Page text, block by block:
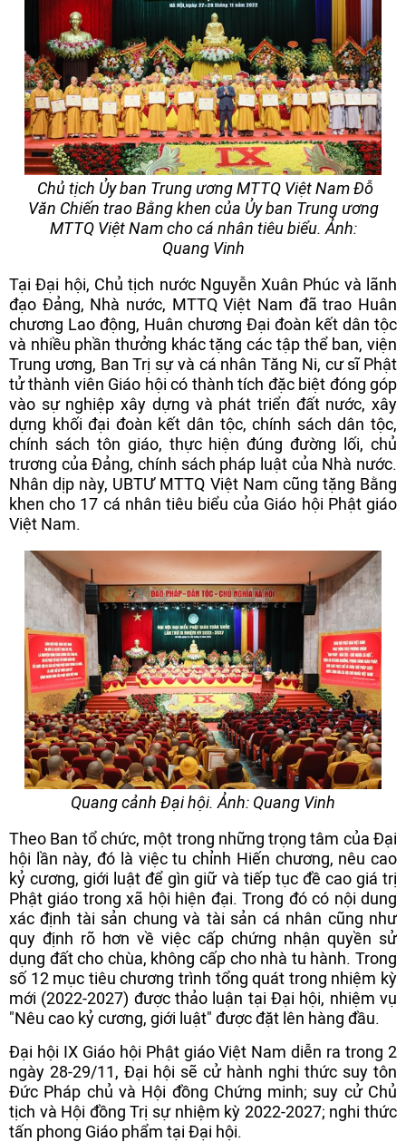
Chủ tịch Ủy ban Trung ương MTTQ Việt Nam Đỗ
Văn Chiến trao Bằng khen của Ủy ban Trung ương
MTTQ Việt Nam cho cá nhân tiêu biểu. Ảnh:
Quang Vinh
Tại Đại hội, Chủ tịch nước Nguyễn Xuân Phúc và lãnh
đạo Đảng, Nhà nước, MTTQ Việt Nam đã trao Huân
chương Lao động, Huân chương Đại đoàn kết dân tộc
và nhiều phần thưởng khác tặng các tập thể ban, viện
Trung ương, Ban Trị sự và cá nhân Tăng Ni, cư sĩ Phật
tử thành viên Giáo hội có thành tích đặc biệt đóng góp
vào sự nghiệp xây dựng và phát triển đất nước, xây
dựng khối đại đoàn kết dân tộc, chính sách dân tộc,
chính sách tôn giáo, thực hiện đúng đường lối, chủ
trương của Đảng, chính sách pháp luật của Nhà nước.
Nhân dịp này, UBTƯ MTTQ Việt Nam cũng tặng Bằng
khen cho 17 cá nhân tiêu biểu của Giáo hội Phật giáo
Việt Nam.
Quang cảnh Đại hội. Ảnh: Quang Vinh
Theo Ban tổ chức, một trong những trọng tâm của Đại
hội lần này, đó là việc tu chỉnh Hiến chương, nêu cao
kỷ cương, giới luật để gìn giữ và tiếp tục đề cao giá trị
Phật giáo trong xã hội hiện đại. Trong đó có nội dung
xác định tài sản chung và tài sản cá nhân cũng như
quy định rõ hơn về việc cấp chứng nhận quyền sử
dụng đất cho chùa, không cấp cho nhà tu hành. Trong
số 12 mục tiêu chương trình tổng quát trong nhiệm kỳ
mới (2022-2027) được thảo luận tại Đại hội, nhiệm vụ
"Nêu cao kỷ cương, giới luật" được đặt lên hàng đầu.
Đại hội IX Giáo hội Phật giáo Việt Nam diễn ra trong 2
ngày 28-29/11, Đại hội sẽ cử hành nghi thức suy tôn
Đức Pháp chủ và Hội đồng Chứng minh; suy cử Chủ
tịch và Hội đồng Trị sự nhiệm kỳ 2022-2027; nghi thức
tấn phong Giáo phẩm tại Đại hội.